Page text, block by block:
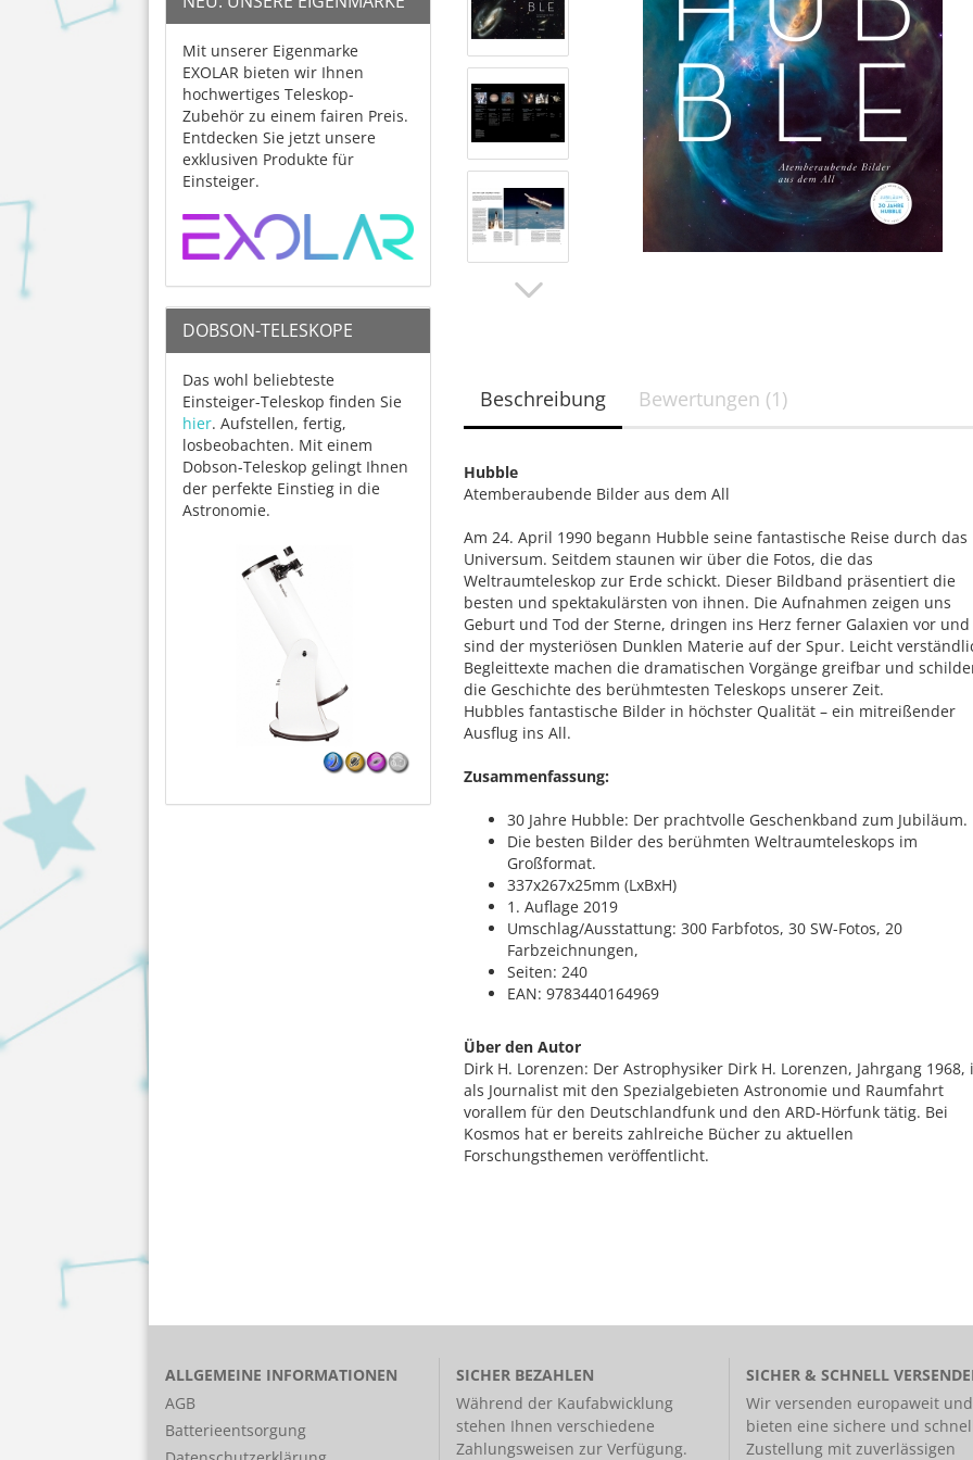
ab 35 mm
Brillen
Filterfolie in Fassung
Sonnenferngläser
Beschreibung Bewertungen (1)
Hubble
Atemberaubende Bilder aus dem All
Am 24. April 1990 begann Hubble seine fantastische Reise durch das
Universum. Seitdem staunen wir über die Fotos, die das
Weltraumteleskop zur Erde schickt. Dieser Bildband präsentiert die
besten und spektakulärsten von ihnen. Die Aufnahmen zeigen uns
Geburt und Tod der Sterne, dringen ins Herz ferner Galaxien vor und
sind der mysteriösen Dunklen Materie auf der Spur. Leicht
Begleittexte machen die dramatischen Vorgänge greifbar und
die Geschichte des berühmtesten Teleskops unserer Zeit.
Hubbles fantastische Bilder in höchster Qualität – ein mitreißender
Ausflug ins All.
Zusammenfassung:
30 Jahre Hubble: Der prachtvolle Geschenkband zum Jubiläum.
Die besten Bilder des berühmten Weltraumteleskops im
Großformat.
337x267x25mm (LxBxH)
1. Auflage 2019
Umschlag/Ausstattung: 300 Farbfotos, 30 SW-Fotos, 20
Farbzeichnungen,
Seiten: 240
EAN: 9783440164969
Über den Autor
Dirk H. Lorenzen: Der Astrophysiker Dirk H. Lorenzen, Jahrgang 1968,
als Journalist mit den Spezialgebieten Astronomie und Raumfahrt
vorallem für den Deutschlandfunk und den ARD-Hörfunk tätig. Bei
Kosmos hat er bereits zahlreiche Bücher zu aktuellen
Forschungsthemen veröffentlicht.
Mit unserer Eigenmarke
EXOLAR bieten wir Ihnen
hochwertiges Teleskop-
Zubehör zu einem fairen Preis.
Entdecken Sie jetzt unsere
exklusiven Produkte für
Einsteiger.
DOBSON-TELESKOPE
Das wohl beliebteste
Einsteiger-Teleskop finden Sie
hier. Aufstellen, fertig,
losbeobachten. Mit einem
Dobson-Teleskop gelingt Ihnen
der perfekte Einstieg in die
Astronomie.
ALLGEMEINE INFORMATIONEN
AGB
Batterieentsorgung
SICHER BEZAHLEN
Während der Kaufabwicklung
stehen Ihnen verschiedene
Zahlungsweisen zur Verfügung.
SICHER & SCHNELL
Wir versenden europaweit und
bieten eine sichere und
Zustellung mit zuverlässigen